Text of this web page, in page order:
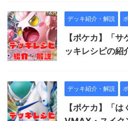
デッキ紹介・解説
【ポケカ】「
ッキレシピの紹
デッキ紹介・解説
【ポケカ】「